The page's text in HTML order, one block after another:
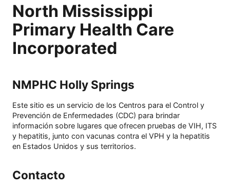
North Mississippi
Primary Health Care
Incorporated
NMPHC Holly Springs
Este sitio es un servicio de los Centros para el Control y
Prevención de Enfermedades (CDC) para brindar
información sobre lugares que ofrecen pruebas de VIH, ITS
y hepatitis, junto con vacunas contra el VPH y la hepatitis
en Estados Unidos y sus territorios.
Contacto